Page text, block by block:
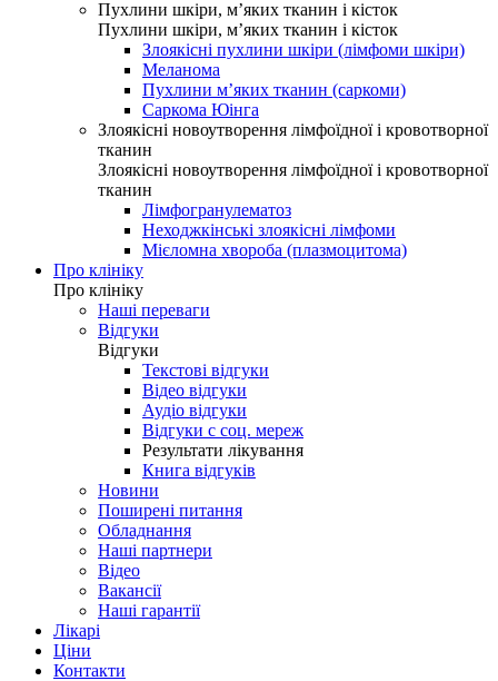
Пухлини шкіри, м’яких тканин і кісток
Пухлини шкіри, м’яких тканин і кісток
Злоякісні пухлини шкіри (лімфоми шкіри)
Меланома
Пухлини м’яких тканин (саркоми)
Саркома Юінга
Злоякісні новоутворення лімфоїдної і кровотворної
тканин
Злоякісні новоутворення лімфоїдної і кровотворної
тканин
Лімфогранулематоз
Неходжкінські злоякісні лімфоми
Мієломна хвороба (плазмоцитома)
Про клініку
Про клініку
Наші переваги
Відгуки
Відгуки
Текстові відгуки
Відео відгуки
Аудіо відгуки
Відгуки с соц. мереж
Результати лікування
Книга відгуків
Новини
Поширені питання
Обладнання
Наші партнери
Відео
Вакансії
Наші гарантії
Лікарі
Ціни
Контакти